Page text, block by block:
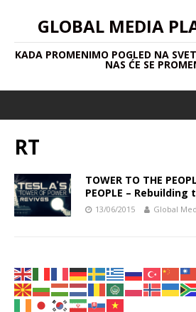
GLOBAL MEDIA
KADA PROMENIMO POGLED NA
NAS ĆE SE
RT
TOWER TO THE
PEOPLE –
13/06/2015 Global